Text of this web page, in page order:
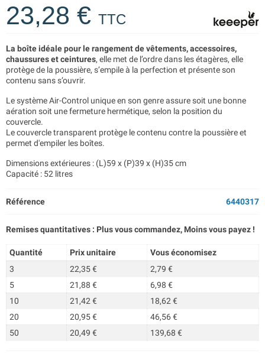
23,28 € TTC
La boîte idéale pour le rangement de vêtements, accessoires,
chaussures et ceintures, elle met de l’ordre dans les étagères, elle
protège de la poussière, s’empile à la perfection et présente son
contenu sans s’ouvrir.
Le système Air-Control unique en son genre assure soit une bonne
aération soit une fermeture hermétique, selon la position du
couvercle.
Le couvercle transparent protège le contenu contre la poussière et
permet d'empiler les boîtes.
Dimensions extérieures : (L)59 x (P)39 x (H)35 cm
Capacité : 52 litres
Référence 6440317
Remises quantitatives : Plus vous commandez, Moins vous payez !
Quantité Prix unitaire
Vous économisez
3
22,35 €
2,79 €
5
21,88 €
6,98 €
10
21,42 €
18,62 €
20
20,95 €
46,56 €
50
20,49 € 139,68 €